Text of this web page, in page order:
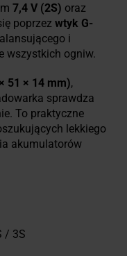
7,4 V (2S) oraz
poprzez wtyk G-
i
wszystkich ogniw.
51 × 14 mm),
sprawdza
To praktyczne
lekkiego
akumulatorów
/ 3S